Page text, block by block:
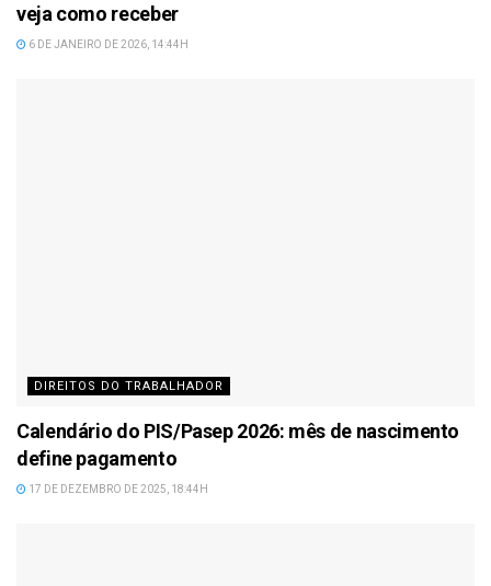
veja como receber
6 DE JANEIRO DE 2026, 14:44H
DIREITOS DO TRABALHADOR
Calendário do PIS/Pasep 2026: mês de nascimento
define pagamento
17 DE DEZEMBRO DE 2025, 18:44H